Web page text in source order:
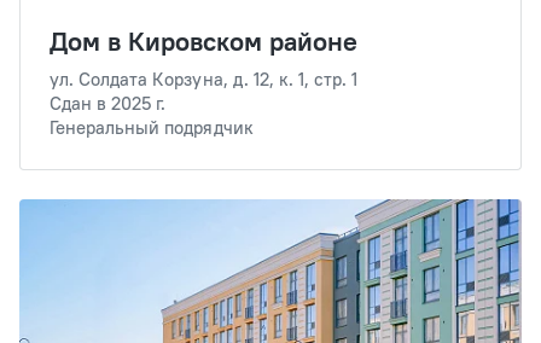
Дом в Кировском районе
ул. Солдата Корзуна, д. 12, к. 1, стр. 1
Сдан в 2025 г.
Генеральный подрядчик